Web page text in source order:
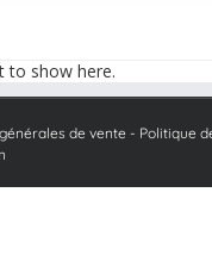
to show here.
de vente - Politique